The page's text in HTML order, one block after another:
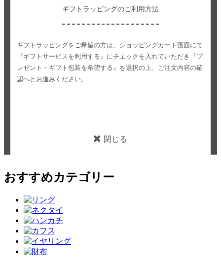
ギフトラッピングのご利用方法
ギフトラッピングをご希望の方は、ショッピングカート画面にて
『ギフトサービスを利用する』にチェックを入れていただき
『プ
レゼント・ギフト包装を希望する』を選択の上、ご注文内容の確
認へとお進みください。
閉じる
おすすめカテゴリー